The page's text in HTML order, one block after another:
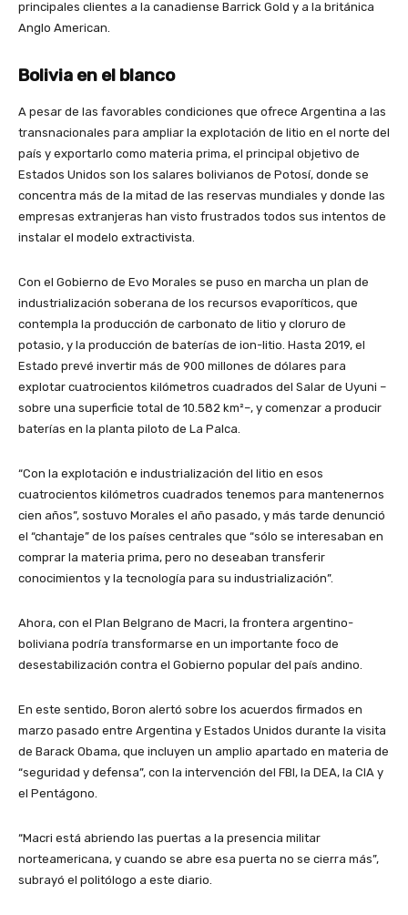
principales clientes a la canadiense Barrick Gold y a la británica
Anglo American.
Bolivia en el blanco
A pesar de las favorables condiciones que ofrece Argentina a las
transnacionales para ampliar la explotación de litio en el norte del
país y exportarlo como materia prima, el principal objetivo de
Estados Unidos son los salares bolivianos de Potosí, donde se
concentra más de la mitad de las reservas mundiales y donde las
empresas extranjeras han visto frustrados todos sus intentos de
instalar el modelo extractivista.
Con el Gobierno de Evo Morales se puso en marcha un plan de
industrialización soberana de los recursos evaporíticos, que
contempla la producción de carbonato de litio y cloruro de
potasio, y la producción de baterías de ion-litio. Hasta 2019, el
Estado prevé invertir más de 900 millones de dólares para
explotar cuatrocientos kilómetros cuadrados del Salar de Uyuni –
sobre una superficie total de 10.582 km²–, y comenzar a producir
baterías en la planta piloto de La Palca.
“Con la explotación e industrialización del litio en esos
cuatrocientos kilómetros cuadrados tenemos para mantenernos
cien años”, sostuvo Morales el año pasado, y más tarde denunció
el “chantaje” de los países centrales que “sólo se interesaban en
comprar la materia prima, pero no deseaban transferir
conocimientos y la tecnología para su industrialización”.
Ahora, con el Plan Belgrano de Macri, la frontera argentino-
boliviana podría transformarse en un importante foco de
desestabilización contra el Gobierno popular del país andino.
En este sentido, Boron alertó sobre los acuerdos firmados en
marzo pasado entre Argentina y Estados Unidos durante la visita
de Barack Obama, que incluyen un amplio apartado en materia de
“seguridad y defensa”, con la intervención del FBI, la DEA, la CIA y
el Pentágono.
“Macri está abriendo las puertas a la presencia militar
norteamericana, y cuando se abre esa puerta no se cierra más”,
subrayó el politólogo a este diario.